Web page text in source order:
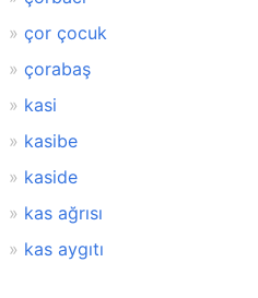
çor çocuk
çorabaş
kasi
kasibe
kaside
kas ağrısı
kas aygıtı